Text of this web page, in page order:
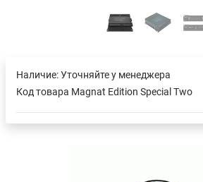
Наличие:Уточняйте у менеджера
Код товара Magnat Edition Special Two